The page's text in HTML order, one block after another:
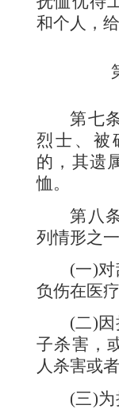
和个人，
第
烈士、被
的，其遗
恤。
第
列情形之
(一)对
负伤在医
(二)
子杀害，
人杀害或
(三)